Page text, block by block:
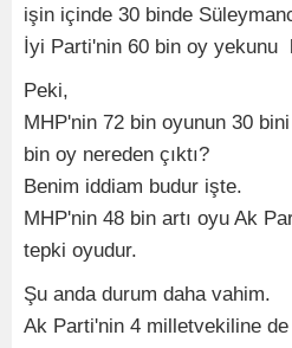
işin içinde 30 binde
İyi Parti'nin 60 bin oy yekunu
Peki,
MHP'nin 72 bin oyunun 30
bin oy nereden çıktı?
Benim iddiam budur işte.
MHP'nin 48 bin artı oyu Ak
tepki oyudur.
Şu anda durum daha vahim.
Ak Parti'nin 4 milletvekiline